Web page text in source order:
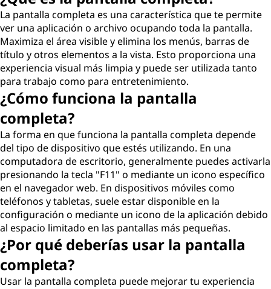
o
m
p
l
e
t
a
?
La pantalla completa es una característica que te permite
ver una aplicación o archivo ocupando toda la pantalla.
Maximiza el área visible y elimina los menús, barras de
título y otros elementos a la vista. Esto proporciona una
experiencia visual más limpia y puede ser utilizada tanto
para trabajo como para entretenimiento.
¿Cómo funciona la pantalla
completa?
La forma en que funciona la pantalla completa depende
del tipo de dispositivo que estés utilizando. En una
computadora de escritorio, generalmente puedes activarla
presionando la tecla "F11" o mediante un icono específico
en el navegador web. En dispositivos móviles como
teléfonos y tabletas, suele estar disponible en la
configuración o mediante un icono de la aplicación debido
al espacio limitado en las pantallas más pequeñas.
¿Por qué deberías usar la pantalla
completa?
Usar la pantalla completa puede mejorar tu experiencia